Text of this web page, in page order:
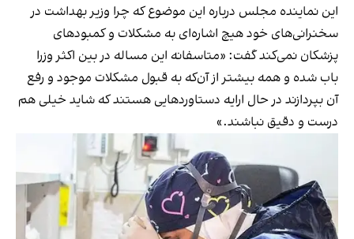
این نماینده مجلس درباره این موضوع که چرا وزیر بهداشت در
سخنرانی‌های خود هیچ اشاره‌ای به مشکلات و کمبودهای
پزشکان نمی‌کند گفت: «متاسفانه این مساله در بین اکثر وزرا
باب شده و همه بیشتر از آن‌که به قبول مشکلات موجود و رفع
آن بپردازند در حال ارایه دستاوردهایی هستند که شاید خیلی هم
درست و دقیق نباشند.»